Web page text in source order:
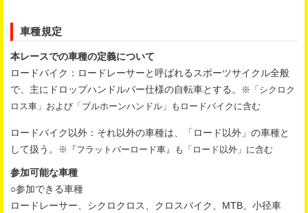
車種規定
本レースでの車種の定義について
ロードバイク：ロードレーサーと呼ばれるスポーツサイクル全般
で、主にドロップハンドルバー仕様の自転車とする。
※「シクロク
ロス車」および「ブルホーンハンドル」もロードバイクに含む
ロードバイク以外：それ以外の車種は、「ロード以外」の車種と
して扱う。
※『フラットバーロード車』も「ロード以外」に含む
参加可能な車種
○参加できる車種
ロードレーサー、シクロクロス、クロスバイク、MTB、小径車